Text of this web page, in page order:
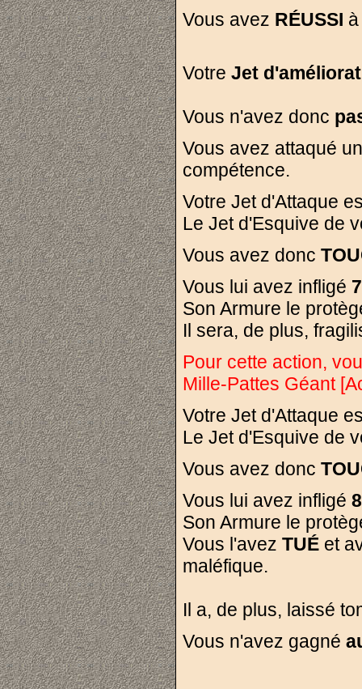
Vous avez RÉUSSI
Votre Jet
Vous n'avez donc
Vous avez attaqué
compétence.
Votre Jet d'Attaque
Le Jet d'Esquive de
Vous avez donc
Vous lui avez infligé
Son Armure le
Il sera, de plus,
Pour cette action,
Mille-Pattes Géant
Votre Jet d'Attaque
Le Jet d'Esquive de
Vous avez donc
Vous lui avez infligé
Son Armure le
Vous l'avez TUÉ et
maléfique.
Il a, de plus, laissé
Vous n'avez gagné